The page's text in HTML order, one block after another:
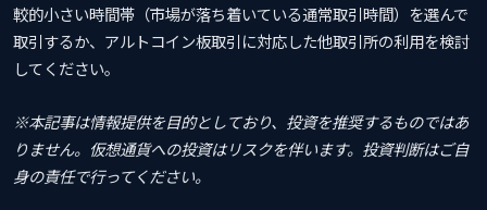
較的小さい時間帯（市場が落ち着いている通常取引時間）を選んで
取引するか、アルトコイン板取引に対応した他取引所の利用を検討
してください。
※本記事は情報提供を目的としており、投資を推奨するものではあ
りません。仮想通貨への投資はリスクを伴います。投資判断はご自
身の責任で行ってください。